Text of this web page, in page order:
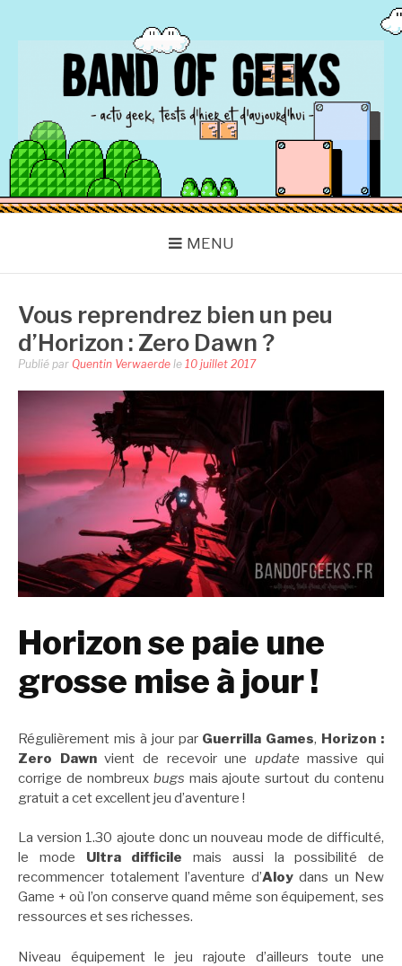
BAND OF GEEKS
Actu Geek d'hier et d'aujourd'hui
MENU
Vous reprendrez bien un peu
d’Horizon : Zero Dawn ?
Publié par Quentin Verwaerde le 10 juillet 2017
Horizon se paie une
grosse mise à jour !
Régulièrement mis à jour par Guerrilla Games, Horizon :
Zero Dawnvient de recevoir une update massive qui
corrige de nombreux bugs mais ajoute surtout du contenu
gratuit a cet excellent jeu d’aventure !
La version 1.30 ajoute donc un nouveau mode de difficulté,
le mode Ultra difficile mais aussi la possibilité de
recommencer totalement l’aventure d’Aloydans un New
Game + où l’on conserve quand même son équipement, ses
ressources et ses richesses.
Niveau équipement le jeu rajoute d’ailleurs toute une